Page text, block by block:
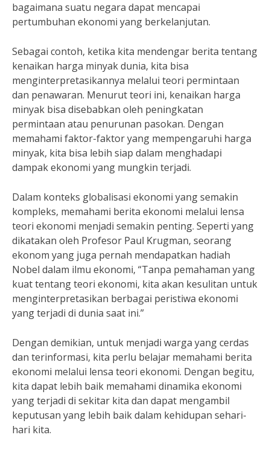
bagaimana suatu negara dapat mencapai
pertumbuhan ekonomi yang berkelanjutan.
Sebagai contoh, ketika kita mendengar berita tentang
kenaikan harga minyak dunia, kita bisa
menginterpretasikannya melalui teori permintaan
dan penawaran. Menurut teori ini, kenaikan harga
minyak bisa disebabkan oleh peningkatan
permintaan atau penurunan pasokan. Dengan
memahami faktor-faktor yang mempengaruhi harga
minyak, kita bisa lebih siap dalam menghadapi
dampak ekonomi yang mungkin terjadi.
Dalam konteks globalisasi ekonomi yang semakin
kompleks, memahami berita ekonomi melalui lensa
teori ekonomi menjadi semakin penting. Seperti yang
dikatakan oleh Profesor Paul Krugman, seorang
ekonom yang juga pernah mendapatkan hadiah
Nobel dalam ilmu ekonomi, “Tanpa pemahaman yang
kuat tentang teori ekonomi, kita akan kesulitan untuk
menginterpretasikan berbagai peristiwa ekonomi
yang terjadi di dunia saat ini.”
Dengan demikian, untuk menjadi warga yang cerdas
dan terinformasi, kita perlu belajar memahami berita
ekonomi melalui lensa teori ekonomi. Dengan begitu,
kita dapat lebih baik memahami dinamika ekonomi
yang terjadi di sekitar kita dan dapat mengambil
keputusan yang lebih baik dalam kehidupan sehari-
hari kita.